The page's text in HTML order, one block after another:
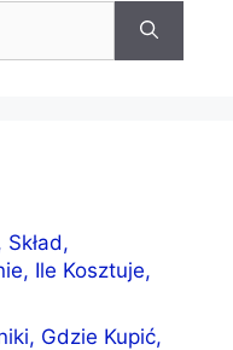
Ile Kosztuje,
Gdzie Kupić,